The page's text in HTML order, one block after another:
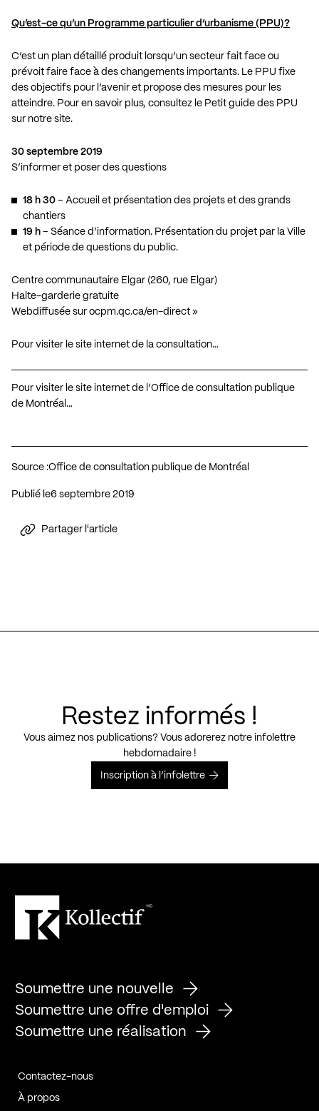
Qu’est-ce qu’un Programme particulier d’urbanisme (PPU)?
C’est un plan détaillé produit lorsqu’un secteur fait face ou
prévoit faire face à des changements importants. Le PPU fixe
des objectifs pour l’avenir et propose des mesures pour les
atteindre. Pour en savoir plus, consultez le Petit guide des PPU
sur notre site.
30 septembre 2019
S’informer et poser des questions
18 h 30 – Accueil et présentation des projets et des grands
chantiers
19 h – Séance d’information. Présentation du projet par la Ville
et période de questions du public.
Centre communautaire Elgar (260, rue Elgar)
Halte-garderie gratuite
Webdiffusée sur ocpm.qc.ca/en-direct »
Pour visiter le site internet de la consultation…
Pour visiter le site internet de l’Office de consultation publique
de Montréal…
Source :Office de consultation publique de Montréal
Publié le 6 septembre 2019
Partager l'article
Restez informés !
Vous aimez nos publications? Vous adorerez notre infolettre
hebdomadaire !
Inscription à l’infolettre
Soumettre une nouvelle
Soumettre une offre d'emploi
Soumettre une réalisation
Contactez-nous
À propos